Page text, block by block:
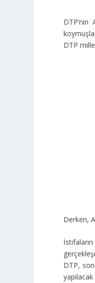
DTP’nin
DTP
Derken,
DTP,